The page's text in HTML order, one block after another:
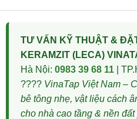
TƯ VẤN KỸ THUẬT &
KERAMZIT (LECA)
Hà Nội: 0983 39 68 11 |
???? VinaTap Việt Nam –
bê tông nhẹ, vật liệu cách
cho nhà cao tầng & nền đất